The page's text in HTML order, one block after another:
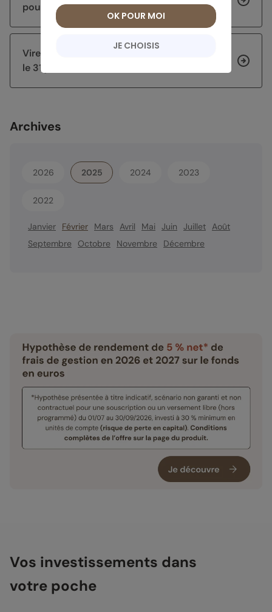
pour sécuriser et faire fructifier son capital
Virement DGFiP : pourquoi certains arrivent
le 31 juillet
Archives
2026 2025 2024 2023
2022
Janvier Février Mars Avril Mai Juin Juillet Août
Septembre
Octobre Novembre Décembre
Vos investissements dans
votre poche
JE CHOISIS
OK POUR MOI